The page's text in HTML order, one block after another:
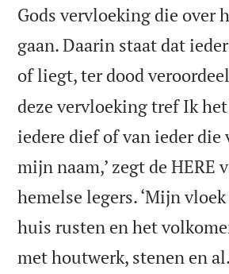
Gods vervloeking die over
gaan. Daarin staat dat
of liegt, ter dood
deze vervloeking tref Ik
iedere dief of van ieder die
mijn naam,’ zegt de HERE
hemelse legers. ‘Mijn
huis rusten en het
met houtwerk, stenen en